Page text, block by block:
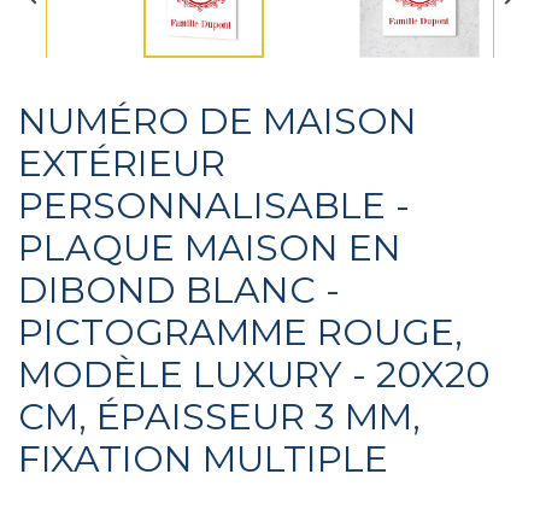
NUMÉRO DE MAISON
EXTÉRIEUR
PERSONNALISABLE -
PLAQUE MAISON EN
DIBOND BLANC -
PICTOGRAMME ROUGE,
MODÈLE LUXURY - 20X20
CM, ÉPAISSEUR 3 MM,
FIXATION MULTIPLE